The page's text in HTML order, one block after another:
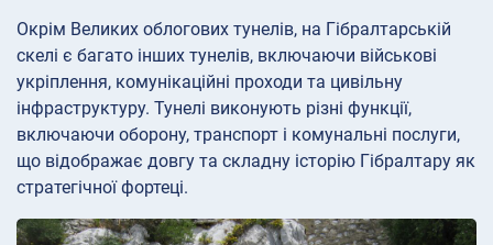
Окрім Великих облогових тунелів, на Гібралтарській
скелі є багато інших тунелів, включаючи військові
укріплення, комунікаційні проходи та цивільну
інфраструктуру. Тунелі виконують різні функції,
включаючи оборону, транспорт і комунальні послуги,
що відображає довгу та складну історію Гібралтару як
стратегічної фортеці.